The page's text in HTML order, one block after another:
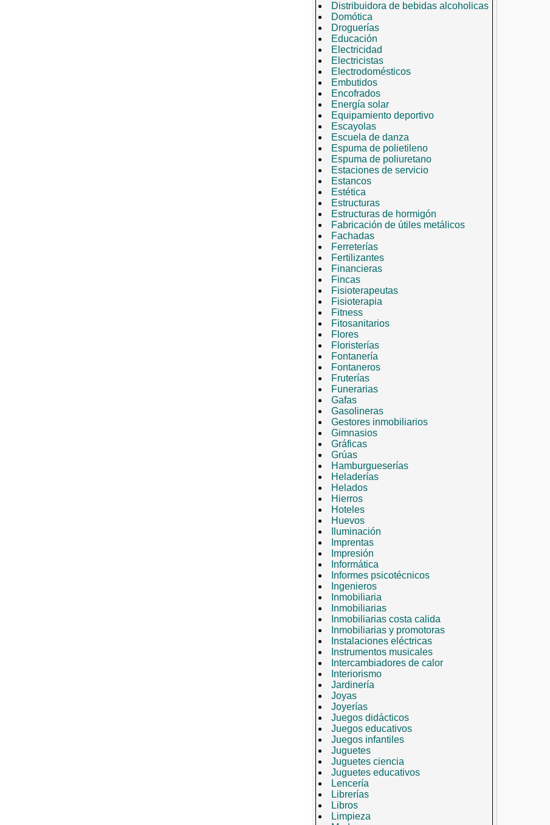
Distribuidora de bebidas alcoholicas
Domótica
Droguerías
Educación
Electricidad
Electricistas
Electrodomésticos
Embutidos
Encofrados
Energía solar
Equipamiento deportivo
Escayolas
Escuela de danza
Espuma de polietileno
Espuma de poliuretano
Estaciones de servicio
Estancos
Estética
Estructuras
Estructuras de hormigón
Fabricación de útiles metálicos
Fachadas
Ferreterías
Fertilizantes
Financieras
Fincas
Fisioterapeutas
Fisioterapia
Fitness
Fitosanitarios
Flores
Floristerías
Fontanería
Fontaneros
Fruterías
Funerarias
Gafas
Gasolineras
Gestores inmobiliarios
Gimnasios
Gráficas
Grúas
Hamburgueserías
Heladerías
Helados
Hierros
Hoteles
Huevos
Iluminación
Imprentas
Impresión
Informática
Informes psicotécnicos
Ingenieros
Inmobiliaria
Inmobiliarias
Inmobiliarias costa calida
Inmobiliarias y promotoras
Instalaciones eléctricas
Instrumentos musicales
Intercambiadores de calor
Interiorismo
Jardinería
Joyas
Joyerías
Juegos didácticos
Juegos educativos
Juegos infantiles
Juguetes
Juguetes ciencia
Juguetes educativos
Lencería
Librerías
Libros
Limpieza